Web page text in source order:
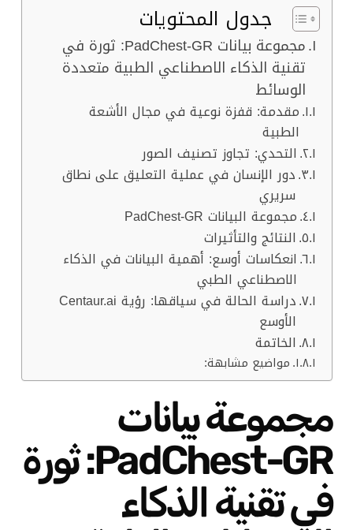
جدول المحتويات
مجموعة بيانات PadChest-GR: ثورة في
تقنية الذكاء الاصطناعي الطبية متعددة
الوسائط
مقدمة: قفزة نوعية في مجال الأشعة
الطبية
التحدي: تجاوز تصنيف الصور
دور الإنسان في عملية التعليق على نطاق
سريري
مجموعة البيانات PadChest-GR
النتائج والتأثيرات
انعكاسات أوسع: أهمية البيانات في الذكاء
الاصطناعي الطبي
دراسة الحالة في سياقها: رؤية Centaur.ai
الأوسع
الخاتمة
مواضيع مشابهة:
مجموعة بيانات
PadChest-GR: ثورة
في تقنية الذكاء